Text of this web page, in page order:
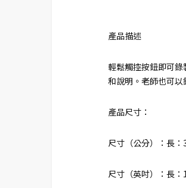
產品描述
輕鬆觸控按鈕即可
和說明。老師也可
產品尺寸：
尺寸（公分）：長：
尺寸（英吋）：長：